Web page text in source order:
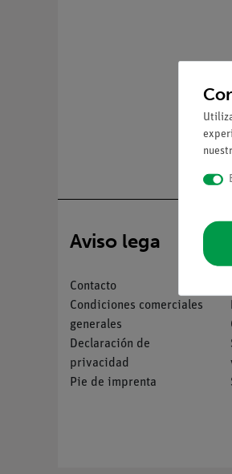
Aviso lega
Contacto
Condiciones comerciales
generales
Declaración de
privacidad
Pie de imprenta